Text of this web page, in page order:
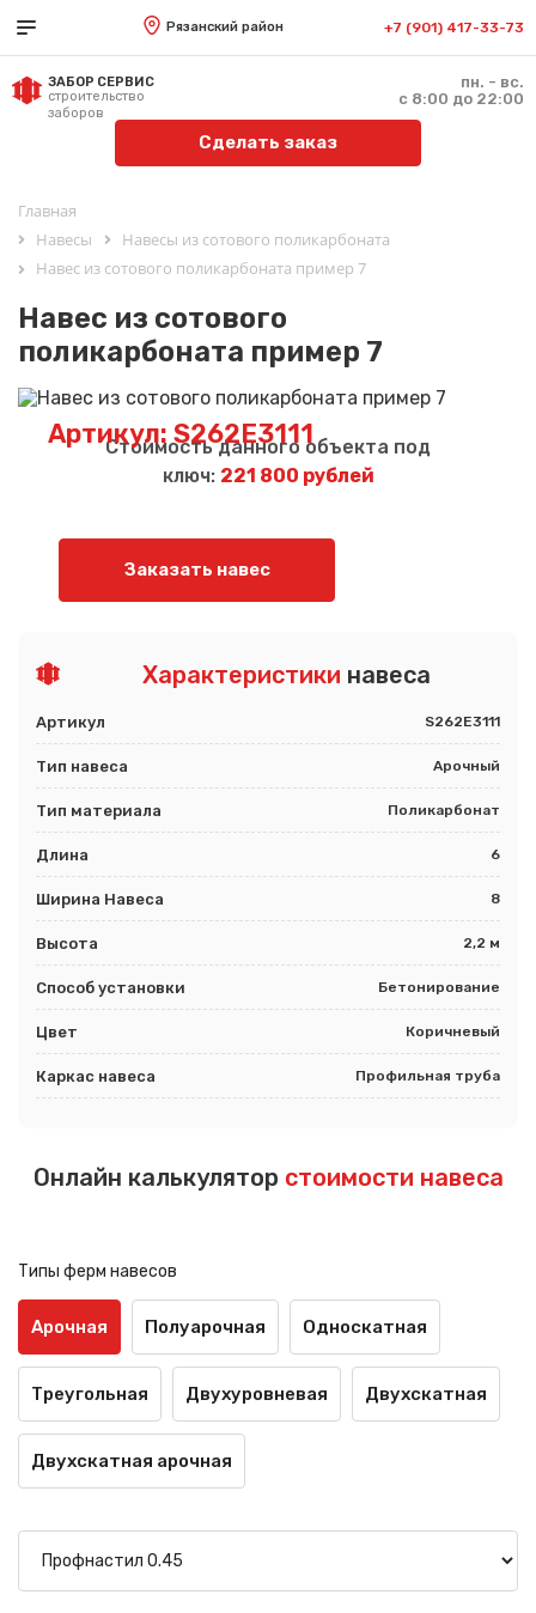
Рязанский район +7 (901) 417-33-73
ЗАБОР СЕРВИС
строительство
заборов
пн. - вс.
с 8:00 до 22:00
Сделать заказ
Главная
Навесы
Навесы из сотового поликарбоната
Навес из сотового поликарбоната пример 7
Навес из сотового
поликарбоната пример 7
Артикул: S262E3111
Стоимость данного объекта под
ключ: 221 800 рублей
Заказать навес
Характеристики навеса
Артикул S262E3111
Тип навеса Арочный
Тип материала Поликарбонат
Длина 6
Ширина Навеса 8
Высота 2,2 м
Способ установки Бетонирование
Цвет Коричневый
Каркас навеса Профильная труба
Онлайн калькулятор стоимости навеса
Типы ферм навесов
Арочная Полуарочная Односкатная
Треугольная Двухуровневая Двухскатная
Двухскатная арочная